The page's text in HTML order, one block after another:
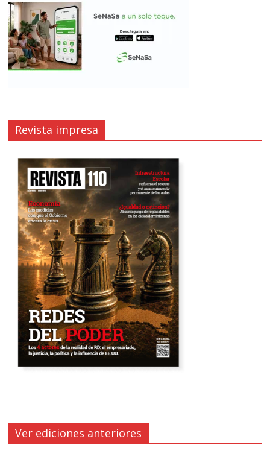
Revista impresa
Ver ediciones anteriores